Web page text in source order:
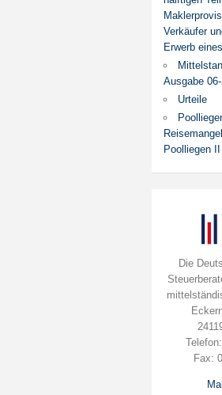
Verkäufer
Erwerb
Ausgabe
Urteile
Poolliegen II
Die
Fax: